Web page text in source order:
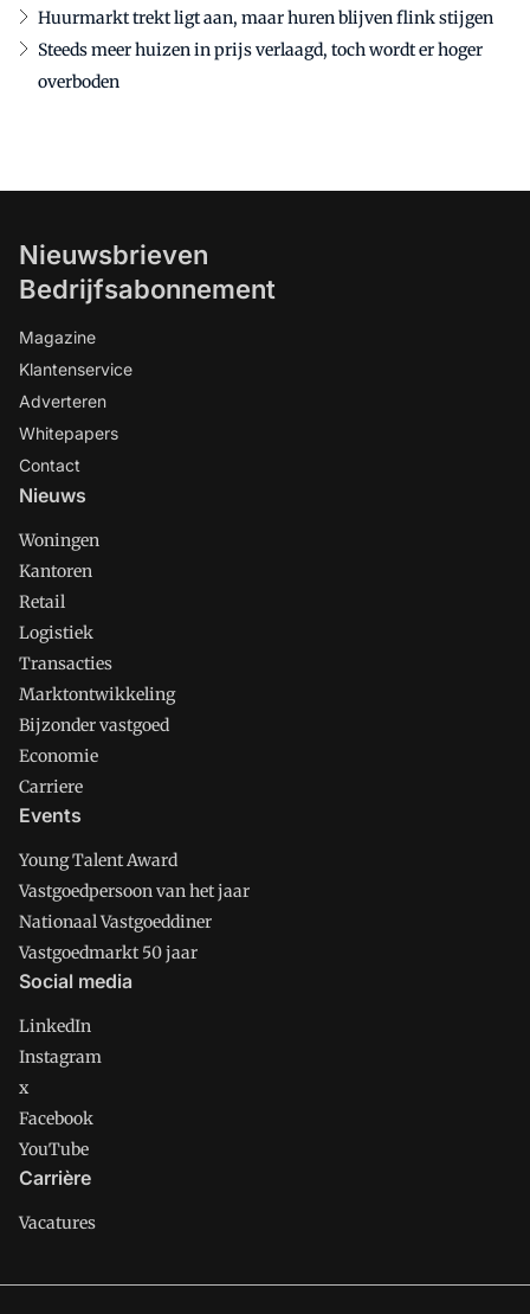
Huurmarkt trekt ligt aan, maar huren blijven flink stijgen
Steeds meer huizen in prijs verlaagd, toch wordt er hoger
overboden
Nieuwsbrieven
Bedrijfsabonnement
Magazine
Klantenservice
Adverteren
Whitepapers
Contact
Nieuws
Woningen
Kantoren
Retail
Logistiek
Transacties
Marktontwikkeling
Bijzonder vastgoed
Economie
Carriere
Events
Young Talent Award
Vastgoedpersoon van het jaar
Nationaal Vastgoeddiner
Vastgoedmarkt 50 jaar
Social media
LinkedIn
Instagram
x
Facebook
YouTube
Carrière
Vacatures